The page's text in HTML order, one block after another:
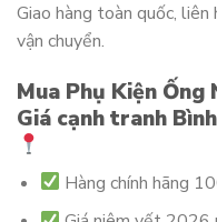
Giao hàng toàn quốc,
vận chuyển.
Mua Phụ Kiện Ống
Giá cạnh tranh
Hàng chính hãng